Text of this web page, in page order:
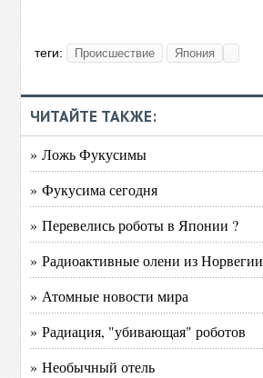
теги: Происшествие Япония
ЧИТАЙТЕ ТАКЖЕ:
» Ложь Фукусимы
» Фукусима сегодня
» Перевелись роботы в Японии ?
» Радиоактивные олени из Норвегии
» Атомные новости мира
» Радиация, "убивающая" роботов
» Необычный отель